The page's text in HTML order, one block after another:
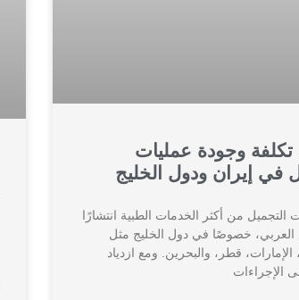
تكلفة وجودة عمليات
في إيران ودول الخليج
التجميل من أكثر الخدمات الطبية انتشارًا
العربي، خصوصًا في دول الخليج مثل
الإمارات، قطر، والبحرين. ومع ازدياد
الإجراءات